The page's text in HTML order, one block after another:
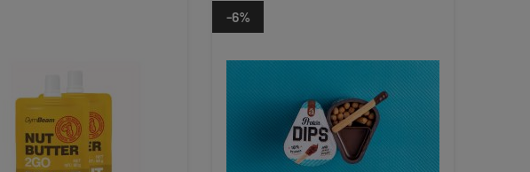
-6%